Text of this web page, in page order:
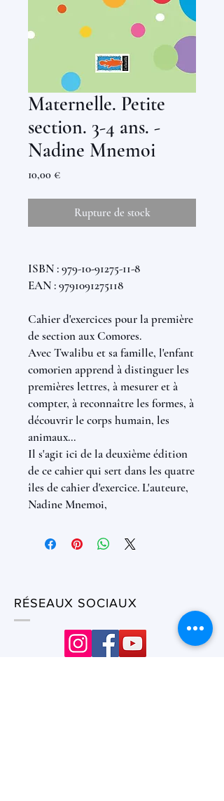
Maternelle. Petite
section. 3-4 ans. -
Nadine Mnemoi
10,00 €Prix
Rupture de stock
ISBN : 979-10-91275-11-8
EAN : 9791091275118
Cahier d'exercices pour la première
de section aux Comores.
Avec Twalibu et sa famille, l'enfant
comorien apprend à distinguer les
premières lettres, à mesurer et à
compter, à reconnaître les formes, à
découvrir le corps humain, les
animaux...
Il s'agit ici de la deuxième édition
de ce cahier qui sert dans les quatre
îles de cahier d'exercice. L'auteure,
Nadine Mnemoi,
RÉSEAUX SOCIAUX